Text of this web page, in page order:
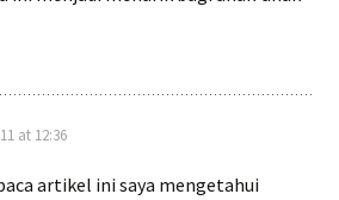
at 12:36
artikel ini saya mengetahui